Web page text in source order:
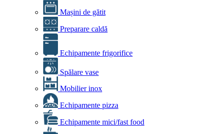
Mașini de gătit
Preparare caldă
Echipamente frigorifice
Spălare vase
Mobilier inox
Echipamente pizza
Echipamente mici/fast food